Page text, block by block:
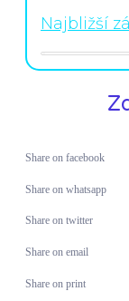
Najbližší
Share on facebook
Share on whatsapp
Share on twitter
Share on email
Share on print